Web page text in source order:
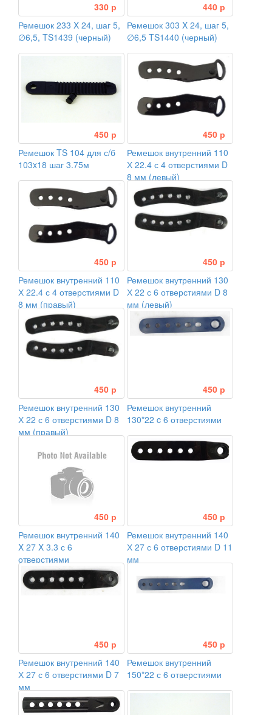
330 р
Ремешок 233 X 24, шаг 5,
∅6,5, TS1439 (черный)
440 р
Ремешок 303 X 24, шаг 5,
∅6,5 TS1440 (черный)
450 р
Ремешок TS 104 для с/б
103x18 шаг 3.75м
450 р
Ремешок внутренний 110
Х 22.4 с 4 отверстиями D
8 мм (левый)
450 р
Ремешок внутренний 110
Х 22.4 с 4 отверстиями D
8 мм (правый)
450 р
Ремешок внутренний 130
Х 22 с 6 отверстиями D 8
мм (левый)
450 р
Ремешок внутренний 130
Х 22 с 6 отверстиями D 8
мм (правый)
450 р
Ремешок внутренний
130*22 c 6 отверстиями
450 р
Ремешок внутренний 140
X 27 X 3.3 с 6
отверстиями
450 р
Ремешок внутренний 140
Х 27 с 6 отверстиями D 11
мм
450 р
Ремешок внутренний 140
Х 27 с 6 отверстиями D 7
мм
450 р
Ремешок внутренний
150*22 с 6 отверстиями